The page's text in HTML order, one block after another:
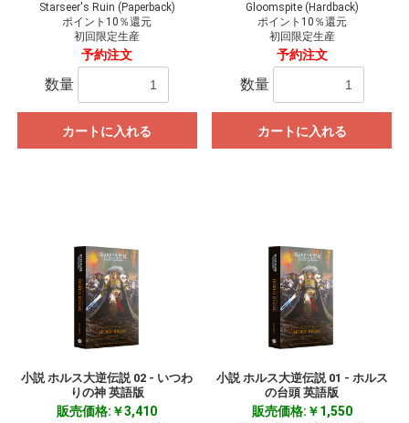
Starseer's Ruin (Paperback)
ポイント10％還元
初回限定生産
予約注文
数量
カートに入れる
Gloomspite (Hardback)
ポイント10％還元
初回限定生産
予約注文
数量
カートに入れる
小説 ホルス大逆伝説 02 - いつわ
りの神 英語版
販売価格:￥3,410
小説 ホルス大逆伝説 01 - ホルス
の台頭 英語版
販売価格:￥1,550